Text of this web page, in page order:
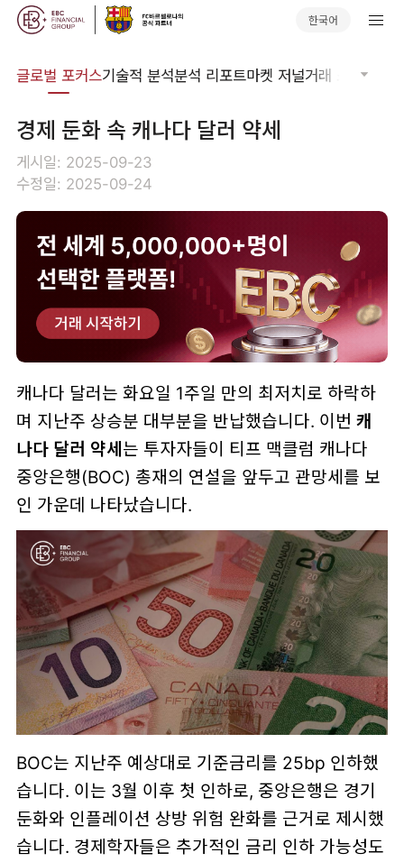
한국어
글로벌 포커스기술적 분석분석 리포트마켓 저널거래 소프트웨어
경제 둔화 속 캐나다 달러 약세
게시일: 2025-09-23
수정일: 2025-09-24
캐나다 달러는 화요일 1주일 만의 최저치로 하락하
며 지난주 상승분 대부분을 반납했습니다. 이번 캐
나다 달러 약세 는 투자자들이 티프 맥클럼 캐나다
중앙은행(BOC) 총재의 연설을 앞두고 관망세를 보
인 가운데 나타났습니다.
BOC는 지난주 예상대로 기준금리를 25bp 인하했
습니다. 이는 3월 이후 첫 인하로, 중앙은행은 경기
둔화와 인플레이션 상방 위험 완화를 근거로 제시했
습니다. 경제학자들은 추가적인 금리 인하 가능성도